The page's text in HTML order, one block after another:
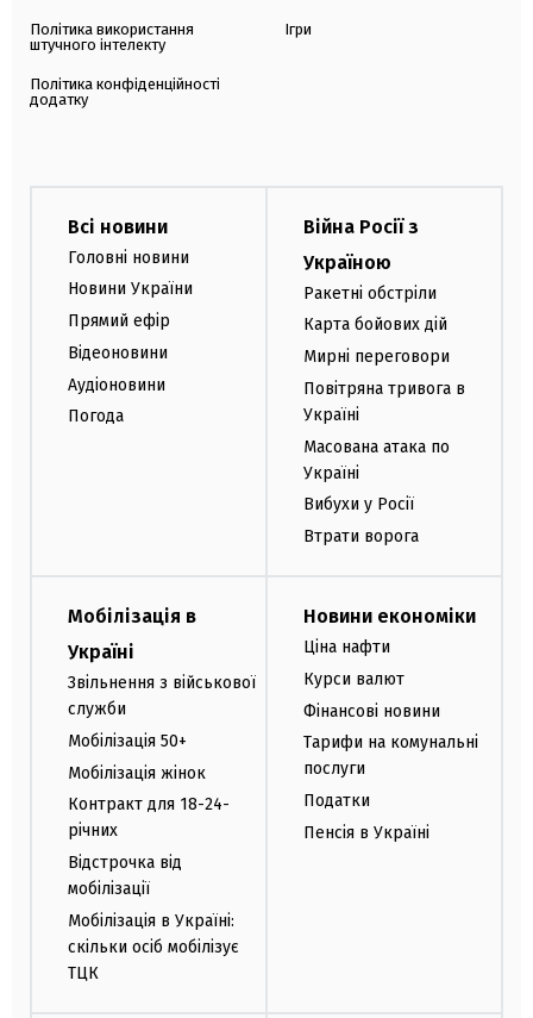
Політика використання
штучного інтелекту
Політика конфіденційності
додатку
Ігри
Всі новини
Головні новини
Новини України
Прямий ефір
Відеоновини
Аудіоновини
Погода
Війна Росії з
Україною
Ракетні обстріли
Карта бойових дій
Мирні переговори
Повітряна тривога в
Україні
Масована атака по
Україні
Вибухи у Росії
Втрати ворога
Мобілізація в
Україні
Звільнення з військової
служби
Мобілізація 50+
Мобілізація жінок
Контракт для 18-24-
річних
Відстрочка від
мобілізації
Мобілізація в Україні:
скільки осіб мобілізує
ТЦК
Новини економіки
Ціна нафти
Курси валют
Фінансові новини
Тарифи на комунальні
послуги
Податки
Пенсія в Україні